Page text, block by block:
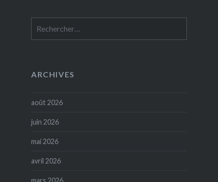
ARCHIVES
août 2026
juin 2026
mai 2026
avril 2026
mars 2026